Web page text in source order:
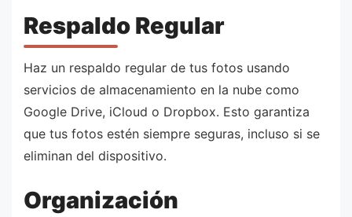
Respaldo Regular
Haz un respaldo regular de tus fotos usando
servicios de almacenamiento en la nube como
Google Drive, iCloud o Dropbox. Esto garantiza
que tus fotos estén siempre seguras, incluso si se
eliminan del dispositivo.
Organización